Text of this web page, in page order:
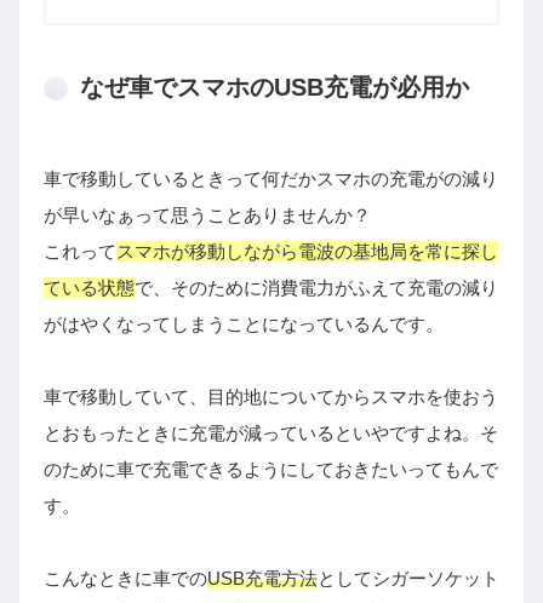
なぜ車でスマホのUSB充電が必用か
車で移動しているときって何だかスマホの充電がの減り
が早いなぁって思うことありませんか？
これって スマホが移動しながら電波の基地局を常に探し
ている状態で、そのために消費電力がふえて充電の減り
がはやくなってしまうことになっているんです。
車で移動していて、目的地についてからスマホを使おう
とおもったときに充電が減っているといやですよね。そ
のために車で充電できるようにしておきたいってもんで
す。
こんなときに車でのUSB充電方法としてシガーソケット